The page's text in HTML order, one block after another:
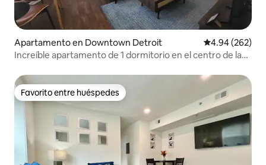
Apartamento en Downtown Detroit Calificación
4.94 (262)
Increíble apartamento de 1 dormitorio en el centro de la
Favorito entre huéspedes
Favorito entre huéspedes